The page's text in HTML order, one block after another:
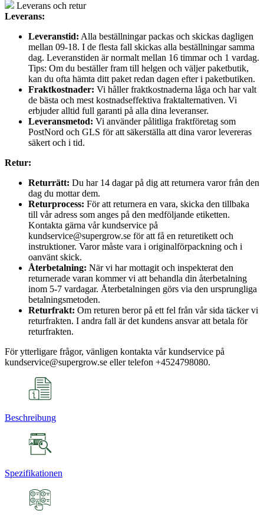
Leverans och retur
Leverans:
Leveranstid: Alla beställningar packas och skickas dagligen
mellan 09-18. I de flesta fall skickas alla beställningar samma
dag. Leveranstiden är normalt mellan 16 timmar och 1 vardag.
Tips: Om du beställer fram till helgen och väljer paketbutik,
kan du ofta hämta ditt paket redan dagen efter i paketbutiken.
Fraktkostnader: Vi håller fraktkostnaderna låga och har valt
de bästa och mest kostnadseffektiva fraktalternativen. Vi
erbjuder alltid full garanti på alla dina leveranser.
Leveransmetod: Vi använder pålitliga fraktföretag som
PostNord och GLS för att säkerställa att dina varor levereras
säkert och i tid.
Retur:
Returrätt: Du har 14 dagar på dig att returnera varor från den
dag du mottar dem.
Returprocess: För att returnera en vara, skicka den tillbaka
till vår adress som anges på den medföljande etiketten.
Kontakta gärna vår kundservice på
kundservice@supergrow.se för att få en returetikett och
instruktioner. Varor måste vara i originalförpackning och i
oanvänt skick.
Återbetalning: När vi har mottagit och inspekterat den
returnerade varan kommer vi att behandla din återbetalning
inom 5-7 vardagar. Återbetalningen görs via den ursprungliga
betalningsmetoden.
Returfrakt: Om returen beror på ett fel från vår sida täcker vi
returfrakten. I andra fall är det kundens ansvar att betala för
returfrakten.
För ytterligare frågor, vänligen kontakta vår kundservice på
kundservice@supergrow.se eller telefon +4524798080.
Beschreibung
Spezifikationen